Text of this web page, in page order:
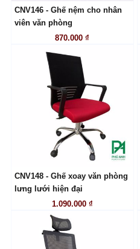
LIÊN HỆ
CNV146 - Ghế nệm cho nhân
viên văn phòng
870.000 ₫
LIÊN HỆ
CNV148 - Ghế xoay văn phòng
lưng lưới hiện đại
1.090.000 ₫